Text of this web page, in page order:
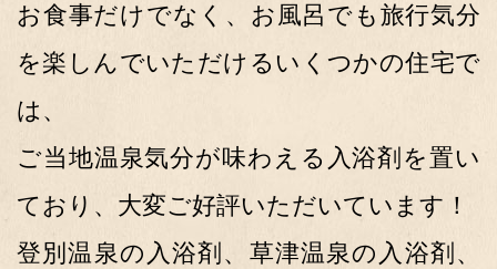
お食事だけでなく、お風呂でも旅行気分
を楽しんでいただけるいくつかの住宅で
は、
ご当地温泉気分が味わえる入浴剤を置い
ており、大変ご好評いただいています！
登別温泉の入浴剤、草津温泉の入浴剤、